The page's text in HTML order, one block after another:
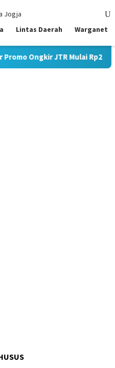
Lintas Daerah Warganet
Ongkir JTR Mulai Rp2.000/Kg